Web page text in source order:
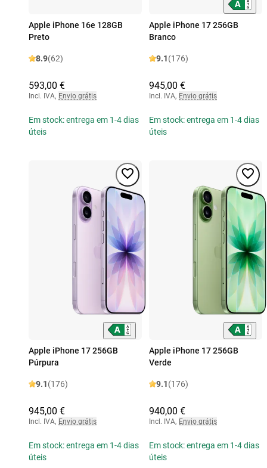
Apple iPhone 16e 128GB
Preto
8.9(62)
593,00 €
Incl. IVA, Envio grátis
Em stock: entrega em 1-4 dias
úteis
Apple iPhone 17 256GB
Branco
9.1(176)
945,00 €
Incl. IVA, Envio grátis
Em stock: entrega em 1-4 dias
úteis
Apple iPhone 17 256GB
Púrpura
9.1(176)
945,00 €
Incl. IVA, Envio grátis
Em stock: entrega em 1-4 dias
úteis
Apple iPhone 17 256GB
Verde
9.1(176)
940,00 €
Incl. IVA, Envio grátis
Em stock: entrega em 1-4 dias
úteis